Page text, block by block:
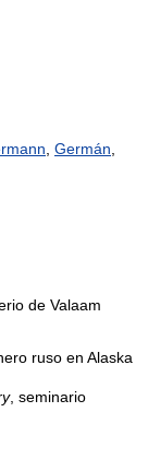
Germán
de Valaam
ruso en Alaska
, seminario